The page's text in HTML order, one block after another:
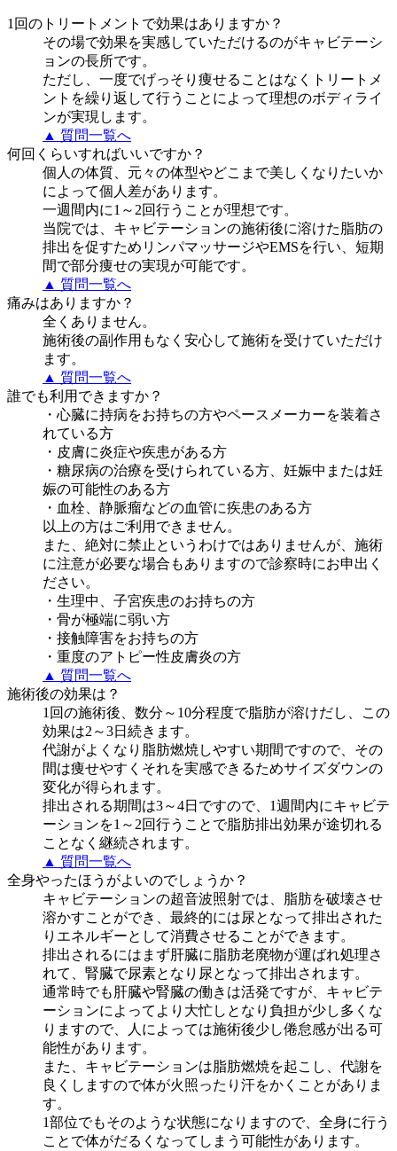
1回のトリートメントで効果はありますか？
その場で効果を実感していただけるのがキャビテーシ
ョンの長所です。
ただし、一度でげっそり痩せることはなくトリートメ
ントを繰り返して行うことによって理想のボディライ
ンが実現します。
▲ 質問一覧へ
何回くらいすればいいですか？
個人の体質、元々の体型やどこまで美しくなりたいか
によって個人差があります。
一週間内に1～2回行うことが理想です。
当院では、キャビテーションの施術後に溶けた脂肪の
排出を促すためリンパマッサージやEMSを行い、短期
間で部分痩せの実現が可能です。
▲ 質問一覧へ
痛みはありますか？
全くありません。
施術後の副作用もなく安心して施術を受けていただけ
ます。
▲ 質問一覧へ
誰でも利用できますか？
・心臓に持病をお持ちの方やペースメーカーを装着さ
れている方
・皮膚に炎症や疾患がある方
・糖尿病の治療を受けられている方、妊娠中または妊
娠の可能性のある方
・血栓、静脈瘤などの血管に疾患のある方
以上の方はご利用できません。
また、絶対に禁止というわけではありませんが、施術
に注意が必要な場合もありますので診察時にお申出く
ださい。
・生理中、子宮疾患のお持ちの方
・骨が極端に弱い方
・接触障害をお持ちの方
・重度のアトピー性皮膚炎の方
▲ 質問一覧へ
施術後の効果は？
1回の施術後、数分～10分程度で脂肪が溶けだし、この
効果は2～3日続きます。
代謝がよくなり脂肪燃焼しやすい期間ですので、その
間は痩せやすくそれを実感できるためサイズダウンの
変化が得られます。
排出される期間は3～4日ですので、1週間内にキャビテ
ーションを1～2回行うことで脂肪排出効果が途切れる
ことなく継続されます。
▲ 質問一覧へ
全身やったほうがよいのでしょうか？
キャビテーションの超音波照射では、脂肪を破壊させ
溶かすことができ、最終的には尿となって排出された
りエネルギーとして消費させることができます。
排出されるにはまず肝臓に脂肪老廃物が運ばれ処理さ
れて、腎臓で尿素となり尿となって排出されます。
通常時でも肝臓や腎臓の働きは活発ですが、キャビテ
ーションによってより大忙しとなり負担が少し多くな
りますので、人によっては施術後少し倦怠感が出る可
能性があります。
また、キャビテーションは脂肪燃焼を起こし、代謝を
良くしますので体が火照ったり汗をかくことがありま
す。
1部位でもそのような状態になりますので、全身に行う
ことで体がだるくなってしまう可能性があります。